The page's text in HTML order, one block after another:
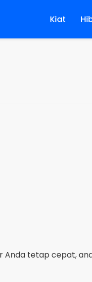
Kiat
tetap cepat,